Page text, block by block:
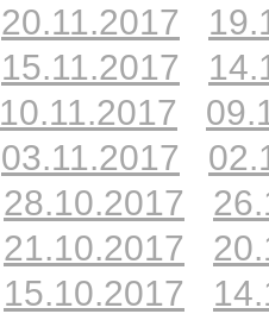
20.11.2017
15.11.2017
10.11.2017
03.11.2017
28.10.2017
21.10.2017
15.10.2017